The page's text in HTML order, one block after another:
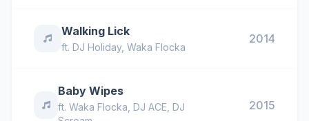
Walking Lick
ft. DJ Holiday, Waka Flocka
2014
Baby Wipes
ft.Waka Flocka ,DJ ACE ,DJ
2015